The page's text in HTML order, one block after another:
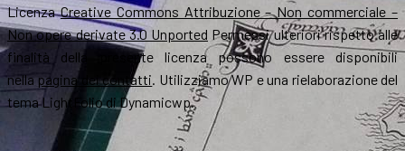
LicenzaCreative Commons Attribuzione – Non commerciale –
Non opere derivate 3.0 Unported Permessi ulteriori rispetto alle
finalità della presente licenza possono essere disponibili
nellapagina dei contatti. Utilizziamo WP e una rielaborazione del
tema LightFolio di Dynamicwp.